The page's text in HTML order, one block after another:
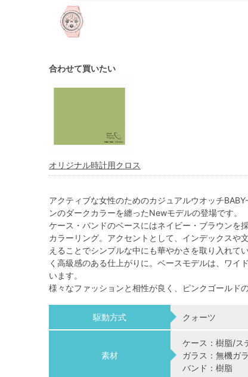
合わせて買いたい
オリジナル時計用クロス
アクティブな女性のためのカジュアルウオッチ
ンのダークカラーを纏ったNewモデルの登場です。
ケース・バンドのベースにはネイビー・ブラウンを
カラーリング。アクセントとして、インデックスや
えることでシンプルな中にも華やかさを取り入れて
く高級感のある仕上がりに。ベースモデルは、ワイ
います。
様々なファッションと相性が良く、ピンクゴールド
駆動方式 クォーツ
素材
ケース：樹脂/ス
ガラス：無機ガ
バンド：樹脂